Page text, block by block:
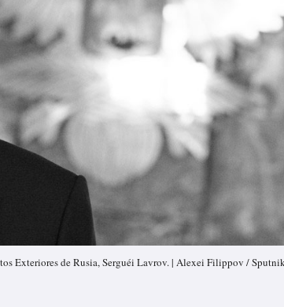
Exteriores de Rusia, Serguéi Lavrov. | Alexei Filippov /